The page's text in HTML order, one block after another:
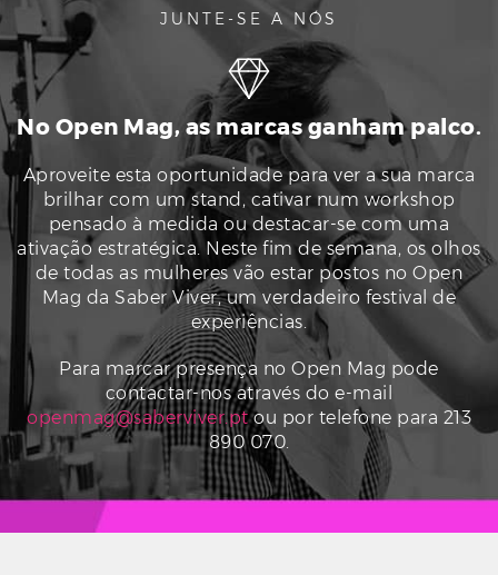
JUNTE-SE A NÓS
No Open Mag, as marcas ganham palco.
Aproveite esta oportunidade para ver a sua marca
brilhar com um stand, cativar num workshop
pensado à medida ou destacar-se com uma
ativação estratégica. Neste fim de semana, os olhos
de todas as mulheres vão estar postos no Open
Mag da Saber Viver, um verdadeiro festival de
experiências.
Para marcar presença no Open Mag pode
contactar-nos através do e-mail
openmag@saberviver.ptou por telefone para 213
890 070.